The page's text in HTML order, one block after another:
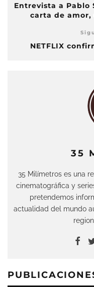
Entrevista a Pablo
carta de amor,
NETFLIX
35
35 Milímetros es una
cinematográfica y
pretendemos
actualidad del mundo